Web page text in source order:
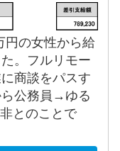
円の女性から給
。フルリモー
商談をパスす
ら公務員→ゆる
とのことで